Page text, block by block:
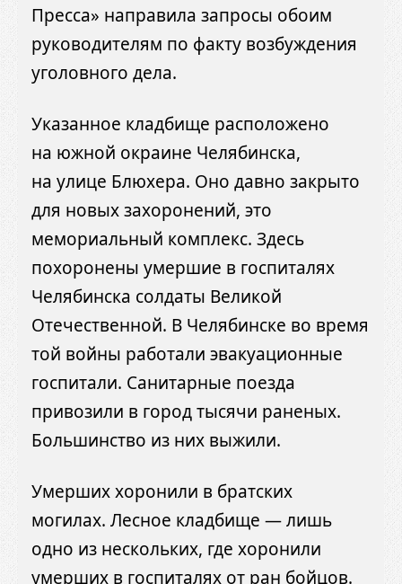
Пресса» направила запросы обоим
руководителям по факту возбуждения
уголовного дела.
Указанное кладбище расположено
на южной окраине Челябинска,
на улице Блюхера. Оно давно закрыто
для новых захоронений, это
мемориальный комплекс. Здесь
похоронены умершие в госпиталях
Челябинска солдаты Великой
Отечественной. В Челябинске во время
той войны работали эвакуационные
госпитали. Санитарные поезда
привозили в город тысячи раненых.
Большинство из них выжили.
Умерших хоронили в братских
могилах. Лесное кладбище — лишь
одно из нескольких, где хоронили
умерших в госпиталях от ран бойцов.